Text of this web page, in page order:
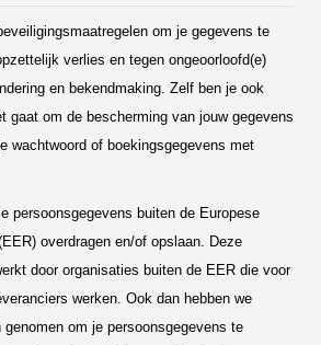
om je gegevens te
verlies en tegen ongeoorloofd(e)
en bekendmaking. Zelf ben je ook
gaat om de bescherming van jouw gegevens
wachtwoord of boekingsgegevens met
persoonsgegevens buiten de Europese
overdragen en/of opslaan. Deze
door organisaties buiten de EER die voor
werken. Ook dan hebben we
om je persoonsgegevens te